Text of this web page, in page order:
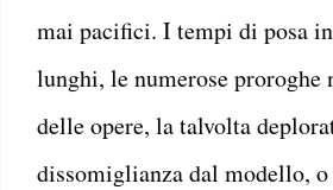
mai pacifici. I tempi di posa
lunghi, le numerose proroghe
delle opere, la talvolta
dissomiglianza dal modello,